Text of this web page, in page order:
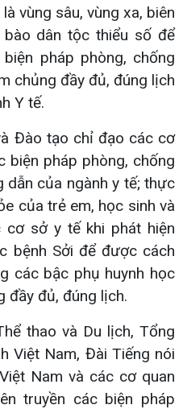
vùng sâu, vùng xa, biên
dân tộc thiểu số để
pháp phòng, chống
chủng đầy đủ, đúng lịch
Y tế.
Đào tạo chỉ đạo các cơ
biện pháp phòng, chống
dẫn của ngành y tế; thực
của trẻ em, học sinh và
cơ sở y tế khi phát hiện
bệnh Sởi để được cách
các bậc phụ huynh học
đầy đủ, đúng lịch.
thao và Du lịch, Tổng
Việt Nam, Đài Tiếng nói
Nam và các cơ quan
truyền các biện pháp